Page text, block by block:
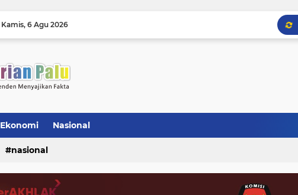
Kamis 6 Agu 2026
Ekonomi Nasional
nasional